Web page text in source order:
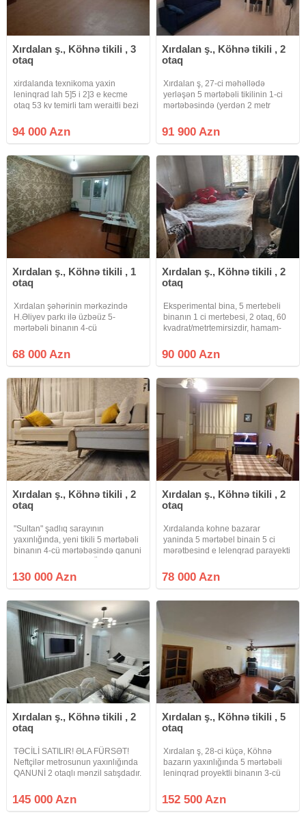
Xırdalan ş., Köhnə tikili , 3
otaq
xirdalanda texnikoma yaxin
leninqrad lah 5]5 i 2]3 e kecme
otaq 53 kv temirli tam weraitli bezi
94 000 Azn
Xırdalan ş., Köhnə tikili , 2
otaq
Xırdalan ş, 27-ci məhəllədə
yerləşən 5 mərtəbəli tikilinin 1-ci
mərtəbəsində (yerdən 2 metr
qanuni 2 otaqlı əla təmirli mənzil
satılır. Mənzil şəxsi yaşayış üçün
91 900 Azn
Xırdalan ş., Köhnə tikili , 1
otaq
Xırdalan şəhərinin mərkəzində
H.Əliyev parkı ilə üzbəüz 5-
mərtəbəli binanın 4-cü
kupçalı mənzil satılır . Qaz , su, işıq
, telefon xətti var. Avtobuslar
68 000 Azn
Xırdalan ş., Köhnə tikili , 2
otaq
Eksperimental bina, 5 mertebeli
binanın 1 ci mertebesi, 2 otaq, 60
kvadrat/metrtemirsizdir, hamam-
var kupça var, su qaz işiq daimi
90 000 Azn
Xırdalan ş., Köhnə tikili , 2
otaq
"Sultan" şadlıq sarayının
yaxınlığında, yeni tikili 5 mərtəbəli
binanın 4-cü mərtəbəsində qanuni
sahəsi 65 kv.m olan mənzil tam
təmirlidir. Mənzilin sənədi
130 000 Azn
Xırdalan ş., Köhnə tikili , 2
otaq
Xırdalanda kohne bazarar
yaninda 5 mərtəbel binain 5 ci
mərətbesind e lelenqrad parayekti
mətbəx h/t temirli ve əşyal satlır
qaz su işq diamdr sənət kupca
78 000 Azn
Xırdalan ş., Köhnə tikili , 2
otaq
TƏCİLİ SATILIR! ƏLA FÜRSƏT!
Neftçilər metrosunun yaxınlığında
QANUNİ 2 otaqlı mənzil satışdadır.
blokdur.Hər iki tərəfə balkonu var.
Mənzil 5 mərtəbəli binanın 4-cü
145 000 Azn
Xırdalan ş., Köhnə tikili , 5
otaq
Xırdalan ş, 28-ci küçə, Köhnə
bazarın yaxınlığında 5 mərtəbəli
leninqrad proyektli binanın 3-cü
sahəsi 120 m² olan mənzil satılır.
Mənzil skvaznoydur. Hər iki tərəfə
152 500 Azn